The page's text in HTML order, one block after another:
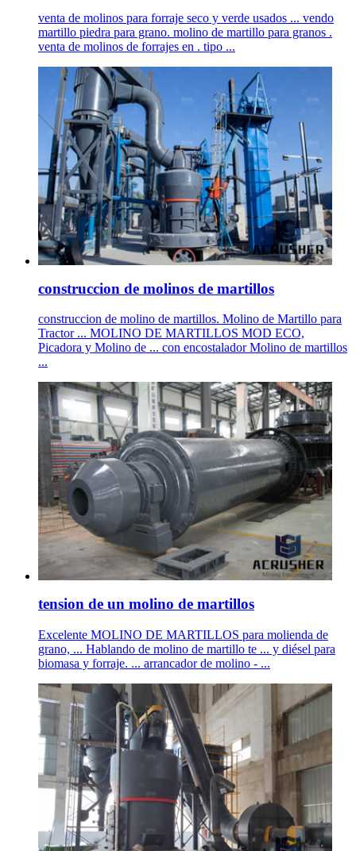
venta de molinos para forraje seco y verde usados ... vendo
martillo piedra para grano. molino de martillo para granos .
venta de molinos de forrajes en . tipo ...
construccion de molinos de martillos
construccion de molino de martillos. Molino de Martillo para
Tractor ... MOLINO DE MARTILLOS MOD ECO,
Picadora y Molino de ... con encostalador Molino de martillos
...
tension de un molino de martillos
Excelente MOLINO DE MARTILLOS para molienda de
grano, ... Hablando de molino de martillo te ... y diésel para
biomasa y forraje. ... arrancador de molino - ...